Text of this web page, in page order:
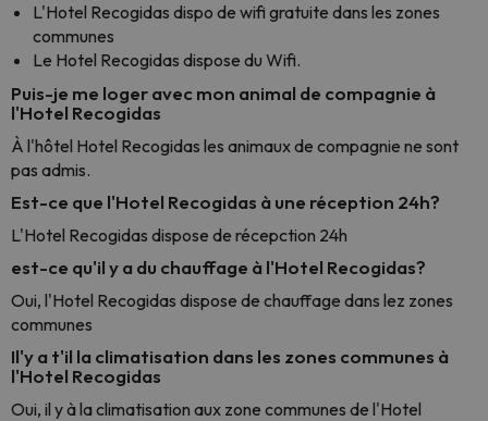
L'Hotel Recogidas dispo de wifi gratuite dans les zones
communes
Le Hotel Recogidas dispose du Wifi.
Puis-je me loger avec mon animal de compagnie à
l'Hotel Recogidas
À l'hôtel Hotel Recogidas les animaux de compagnie ne sont
pas admis.
Est-ce que l'Hotel Recogidas à une réception 24h?
L'Hotel Recogidas dispose de récepction 24h
est-ce qu'il y a du chauffage à l'Hotel Recogidas?
Oui, l'Hotel Recogidas dispose de chauffage dans lez zones
communes
Il'y a t'il la climatisation dans les zones communes à
l'Hotel Recogidas
Oui, il y à la climatisation aux zone communes de l'Hotel